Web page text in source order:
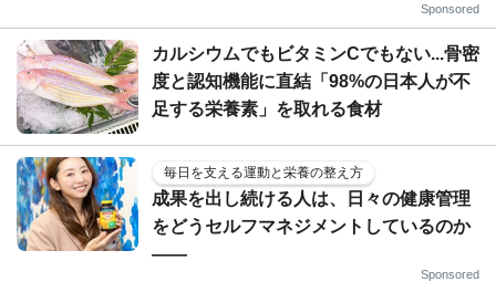
Sponsored
カルシウムでもビタミンCでもない...骨密
度と認知機能に直結「98%の日本人が不
足する栄養素」を取れる食材
毎日を支える運動と栄養の整え方
成果を出し続ける人は、日々の健康管理
をどうセルフマネジメントしているのか
——
Sponsored